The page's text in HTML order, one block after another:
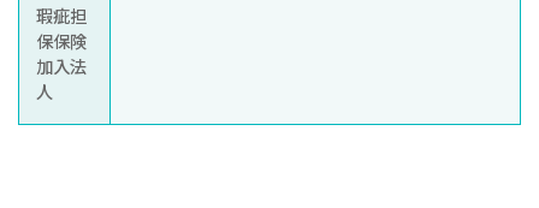
瑕疵担
保保険
加入法
人